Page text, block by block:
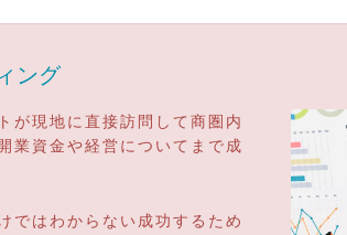
ング
が現地に直接訪問して商圏内
業資金や経営についてまで成
ではわからない成功するため